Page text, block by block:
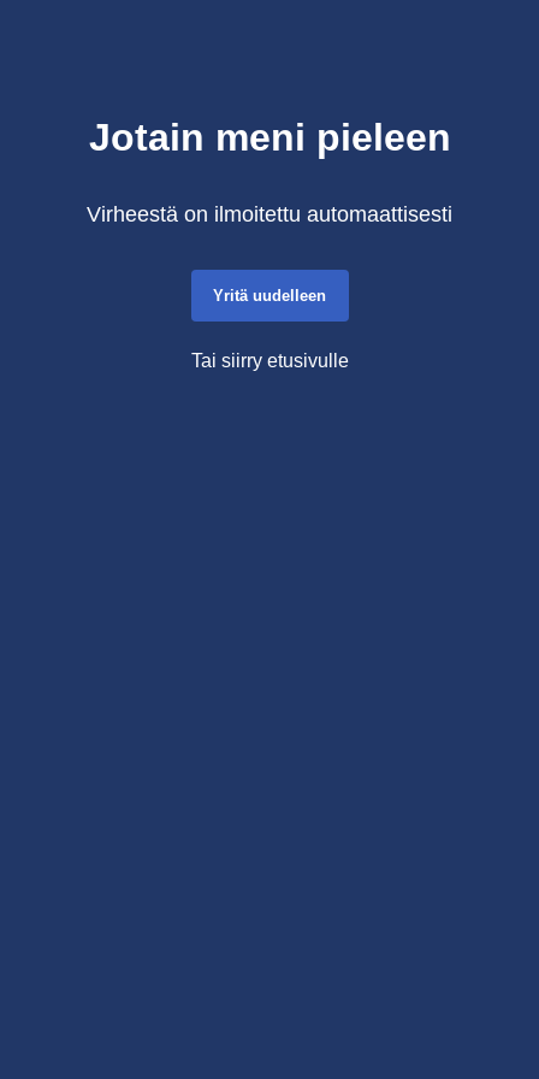
Jotain meni pieleen
Virheestä on ilmoitettu automaattisesti
Yritä uudelleen
Tai siirry etusivulle